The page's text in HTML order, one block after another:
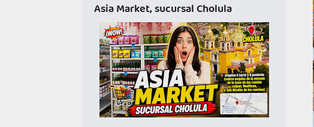
Asia Market, sucursal Cholula